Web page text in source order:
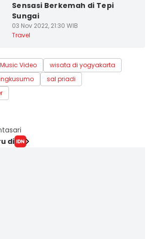
Sensasi Berkemah di Tepi
Sungai
03 Nov 2022, 21:30 WIB
Travel
Music Video
wisata di yogyakarta
sal priadi
di